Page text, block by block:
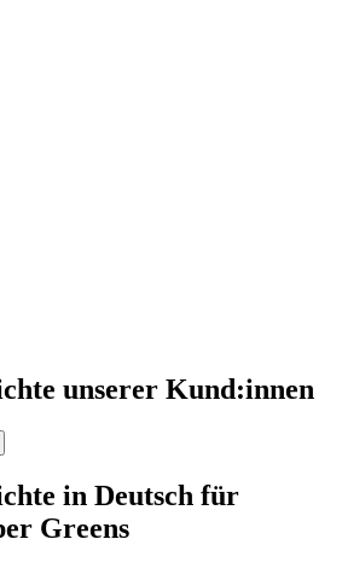
unserer Kund:innen
in Deutsch für
Greens